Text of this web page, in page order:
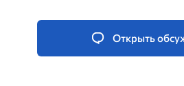
Открыть